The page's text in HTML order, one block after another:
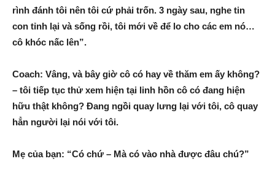
rình đánh tôi nên tôi cứ phải trốn. 3 ngày sau, nghe tin
con tỉnh lại và sống rồi, tôi mới về để lo cho các em nó…
cô khóc nấc lên”.
Coach: Vâng, và bây giờ cô có hay về thăm em ấy không?
– tôi tiếp tục thử xem hiện tại linh hồn cô có đang hiện
hữu thật không? Đang ngồi quay lưng lại với tôi, cô quay
hẳn người lại nói với tôi.
Mẹ của bạn: “Có chứ – Mà có vào nhà được đâu chú?”